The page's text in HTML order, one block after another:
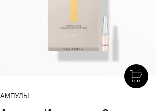
АМПУЛЫ